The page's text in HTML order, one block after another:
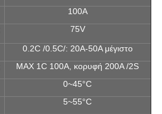
100A
75V
0.2C /0.5C/: 20A-50A μέγιστο
MAX 1C 100A, κορυφή 200A /2S
0~45°C
5~55°C